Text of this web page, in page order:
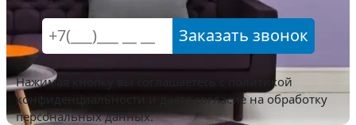
Заказать звонок
Нажимая кнопку вы соглашаетесь с
политикой
конфиденциальности и даете согласие на обработку
персональных данных.